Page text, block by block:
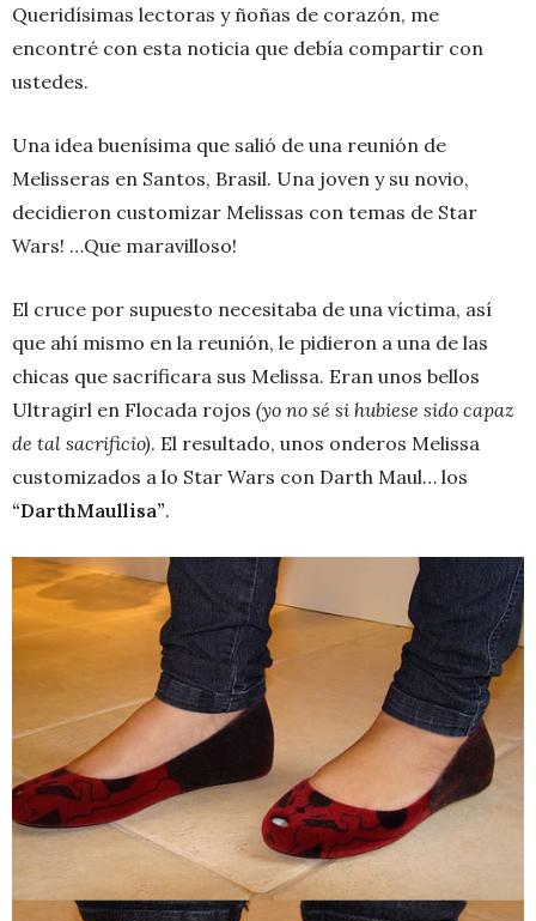
Queridísimas lectoras y ñoñas de corazón, me
encontré con esta noticia que debía compartir con
ustedes.
Una idea buenísima que salió de una reunión de
Melisseras en Santos, Brasil. Una joven y su novio,
decidieron customizar Melissas con temas de Star
Wars! …Que maravilloso!
El cruce por supuesto necesitaba de una víctima, así
que ahí mismo en la reunión, le pidieron a una de las
chicas que sacrificara sus Melissa. Eran unos bellos
Ultragirl en Flocada rojos (yo no sé si hubiese sido capaz
de tal sacrificio). El resultado, unos onderos Melissa
customizados a lo Star Wars con Darth Maul… los
“DarthMaullisa”.